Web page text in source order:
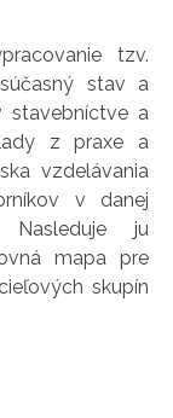
tzv.
stav a
stavebníctve a
z praxe a
vzdelávania
v danej
ju
mapa pre
skupín